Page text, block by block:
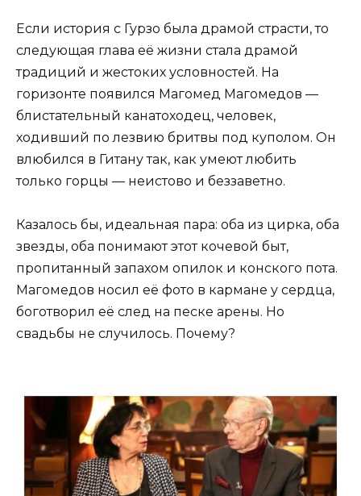
Если история с Гурзо была драмой страсти, то
следующая глава её жизни стала драмой
традиций и жестоких условностей. На
горизонте появился Магомед Магомедов —
блистательный канатоходец, человек,
ходивший по лезвию бритвы под куполом. Он
влюбился в Гитану так, как умеют любить
только горцы — неистово и беззаветно.
Казалось бы, идеальная пара: оба из цирка, оба
звезды, оба понимают этот кочевой быт,
пропитанный запахом опилок и конского пота.
Магомедов носил её фото в кармане у сердца,
боготворил её след на песке арены. Но
свадьбы не случилось. Почему?